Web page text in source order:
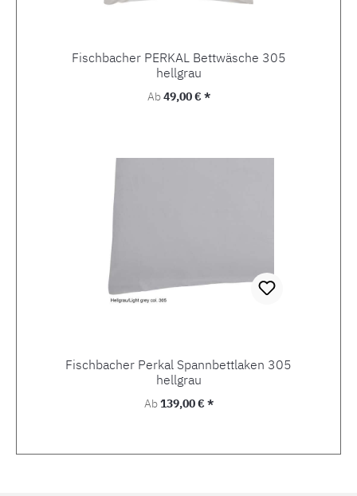
Fischbacher PERKAL Bettwäsche 305
hellgrau
Regulärer Preis:
Ab49,00 € *
Fischbacher Perkal Spannbettlaken 305
hellgrau
Regulärer Preis:
Ab139,00 € *